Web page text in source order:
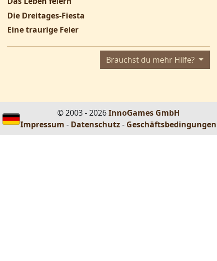
Die Dreitages-Fiesta
Eine traurige Feier
Brauchst du mehr Hilfe?
© 2003 - 2026InnoGames GmbH
Impressum - Datenschutz- Geschäftsbedingungen